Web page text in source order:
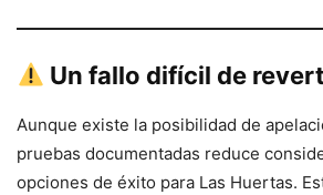
Un fallo difícil de
Aunque existe la posibilidad de
pruebas documentadas reduce
opciones de éxito para Las Huertas.